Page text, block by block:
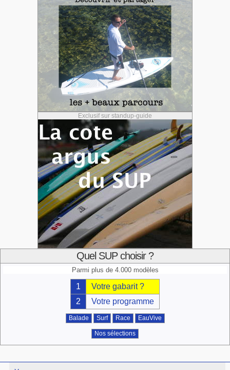
Exclusif sur standup-guide
Quel SUP choisir ?
Parmi plus de 4.000 modèles
1
Votre gabarit ?
2
Votre programme
Balade Surf Race EauVive
Nos sélections